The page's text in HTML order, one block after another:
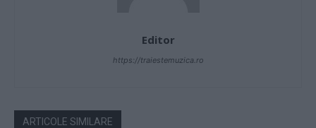
Editor
https://traiestemuzica.ro
ARTICOLE SIMILARE